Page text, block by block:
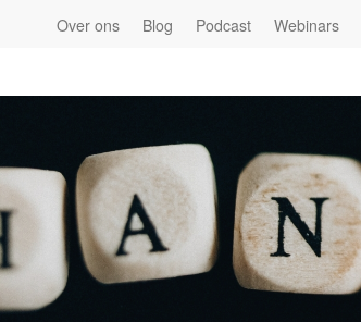
Over ons Blog Podcast Webinars